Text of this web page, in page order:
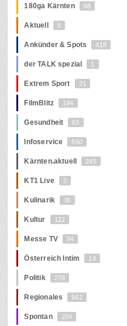
180ga Kärnten 68
Aktuell 6
Ankünder & Spots 418
der TALK spezial 1
Extrem Sport 21
FilmBlitz 194
Gesundheit 63
Infoservice 560
Kärnten.aktuell 245
KT1 Live 3
Kulinarik 36
Kultur 122
Messe TV 94
Österreich Intim 14
Politik 278
Regionales 942
Spontan 204